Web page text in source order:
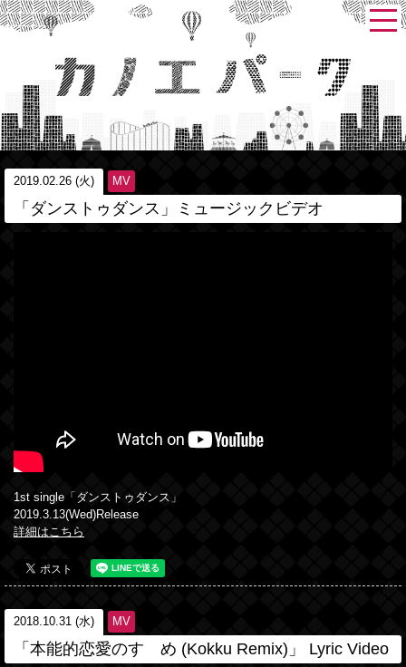
2019.02.26 (火) MV
「ダンストゥダンス」ミュージックビデオ
1st single「ダンストゥダンス」
2019.3.13(Wed)Release
詳細はこちら
2018.10.31 (水) MV
「本能的恋愛のすゝめ (Kokku Remix)」 Lyric Video